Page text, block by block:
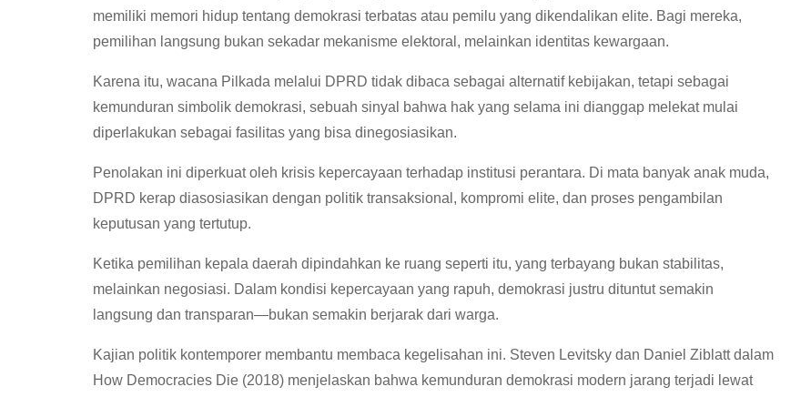
memiliki memori hidup tentang demokrasi terbatas atau pemilu yang dikendalikan elite. Bagi mereka,
pemilihan langsung bukan sekadar mekanisme elektoral, melainkan identitas kewargaan.
Karena itu, wacana Pilkada melalui DPRD tidak dibaca sebagai alternatif kebijakan, tetapi sebagai
kemunduran simbolik demokrasi, sebuah sinyal bahwa hak yang selama ini dianggap melekat mulai
diperlakukan sebagai fasilitas yang bisa dinegosiasikan.
Penolakan ini diperkuat oleh krisis kepercayaan terhadap institusi perantara. Di mata banyak anak muda,
DPRD kerap diasosiasikan dengan politik transaksional, kompromi elite, dan proses pengambilan
keputusan yang tertutup.
Ketika pemilihan kepala daerah dipindahkan ke ruang seperti itu, yang terbayang bukan stabilitas,
melainkan negosiasi. Dalam kondisi kepercayaan yang rapuh, demokrasi justru dituntut semakin
langsung dan transparan—bukan semakin berjarak dari warga.
Kajian politik kontemporer membantu membaca kegelisahan ini. Steven Levitsky dan Daniel Ziblatt dalam
How Democracies Die (2018) menjelaskan bahwa kemunduran demokrasi modern jarang terjadi lewat